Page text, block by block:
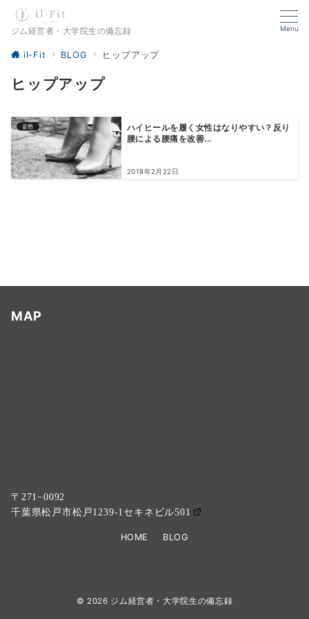
Menu
ジム経営者・大学院生の備忘録
il-Fit BLOG ヒップアップ
ヒップアップ
姿勢
ハイヒールを履く女性はなりやすい？反り
腰による腰痛を改善...
2018年2月22日
MAP
〒271−0092
千葉県松戸市松戸1239-1セキネビル501
HOME BLOG
© 2026 ジム経営者・大学院生の備忘録